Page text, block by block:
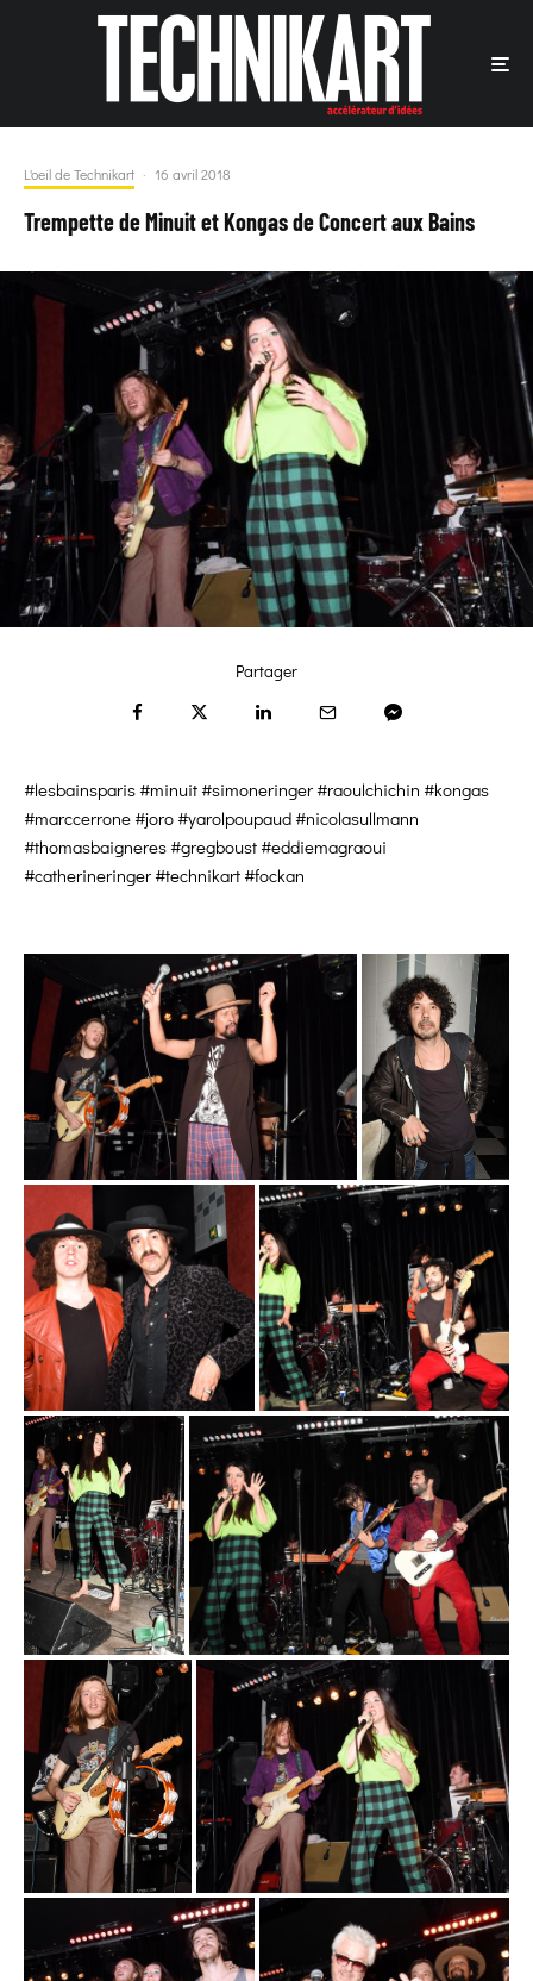
L'oeil de Technikart · 16 avril 2018
Trempette de Minuit et Kongas de Concert aux Bains
Partager
#lesbainsparis #minuit #simoneringer #raoulchichin #kongas
#marccerrone #joro #yarolpoupaud #nicolasullmann
#thomasbaigneres #gregboust #eddiemagraoui
#catherineringer #technikart #fockan